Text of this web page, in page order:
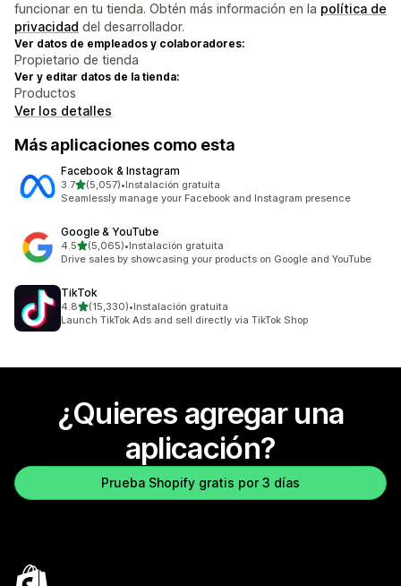
funcionar en tu tienda. Obtén más información en la política de
privacidad del desarrollador.
Ver datos de empleados y colaboradores:
Propietario de tienda
Ver y editar datos de la tienda:
Productos
Ver los detalles
Más aplicaciones como esta
Facebook & Instagram
3.7de 5 estrellas
(5,057)
5057 reseñas en total
•Instalación gratuita
Seamlessly manage your Facebook and Instagram presence
Google & YouTube
4.5de 5 estrellas
(5,065)
5065 reseñas en total
•Instalación gratuita
Drive sales by showcasing your products on Google and YouTube
TikTok
4.8de 5 estrellas
(15,330)
15330 reseñas en total
•Instalación gratuita
Launch TikTok Ads and sell directly via TikTok Shop
¿Quieres agregar una
aplicación?
Prueba Shopify gratis por 3 días